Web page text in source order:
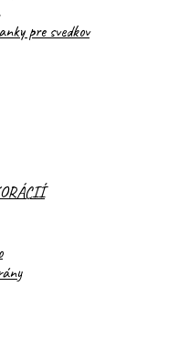
pre svedkov